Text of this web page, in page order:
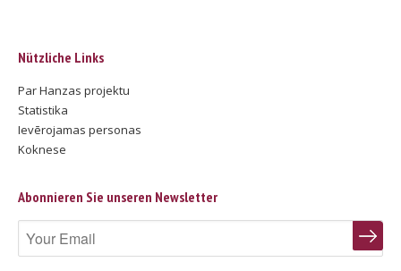
Nützliche Links
Par Hanzas projektu
Statistika
Ievērojamas personas
Koknese
Abonnieren Sie unseren Newsletter